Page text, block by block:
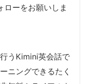
ーをお願いしま
うKimini英会話で
ニングできるたく